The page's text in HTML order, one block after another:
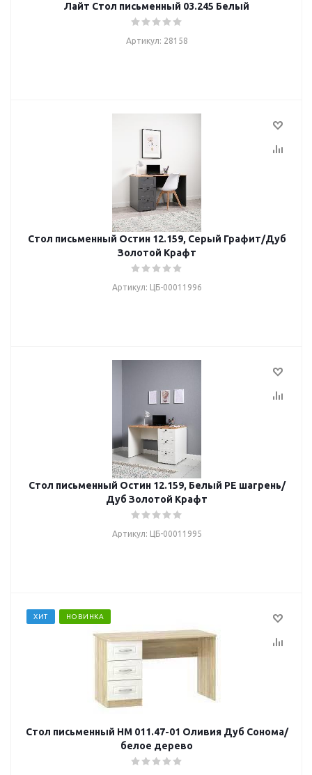
Лайт Стол письменный 03.245 Белый
Артикул: 28158
Стол письменный Остин 12.159, Серый Графит/Дуб
Золотой Крафт
Артикул: ЦБ-00011996
Стол письменный Остин 12.159, Белый PE шагрень/
Дуб Золотой Крафт
Артикул: ЦБ-00011995
ХИТ НОВИНКА
Стол письменный НМ 011.47-01 Оливия Дуб Сонома/
белое дерево